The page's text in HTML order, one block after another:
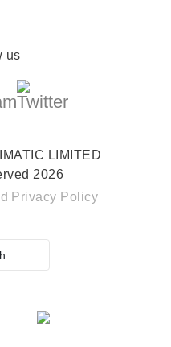
us
LIMITED
2026
Privacy Policy